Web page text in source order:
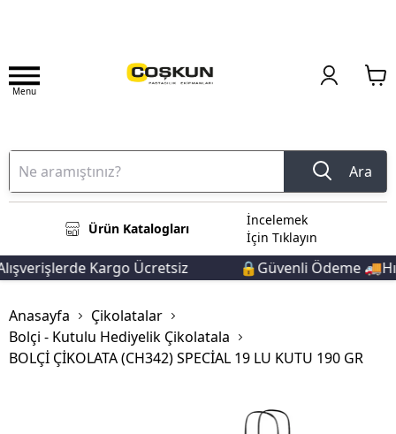
Menu
Ara
Ürün Katalogları
İncelemek
İçin Tıklayın
Kargo Ücretsiz 🔒Güvenli Ödeme
Anasayfa
Çikolatalar
Bolçi - Kutulu Hediyelik Çikolatala
BOLÇİ ÇİKOLATA (CH342) SPECİAL 19 LU KUTU 190 GR